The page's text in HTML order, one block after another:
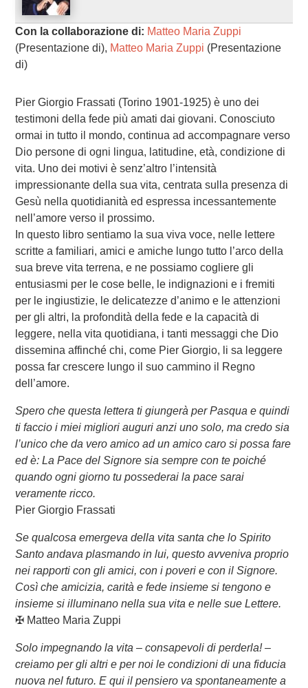
Con la collaborazione di: Matteo Maria Zuppi
(Presentazione di), Matteo Maria Zuppi (Presentazione
di)
Pier Giorgio Frassati (Torino 1901-1925) è uno dei
testimoni della fede più amati dai giovani. Conosciuto
ormai in tutto il mondo, continua ad accompagnare verso
Dio persone di ogni lingua, latitudine, età, condizione di
vita. Uno dei motivi è senz’altro l’intensità
impressionante della sua vita, centrata sulla presenza di
Gesù nella quotidianità ed espressa incessantemente
nell’amore verso il prossimo.
In questo libro sentiamo la sua viva voce, nelle lettere
scritte a familiari, amici e amiche lungo tutto l’arco della
sua breve vita terrena, e ne possiamo cogliere gli
entusiasmi per le cose belle, le indignazioni e i fremiti
per le ingiustizie, le delicatezze d’animo e le attenzioni
per gli altri, la profondità della fede e la capacità di
leggere, nella vita quotidiana, i tanti messaggi che Dio
dissemina affinché chi, come Pier Giorgio, li sa leggere
possa far crescere lungo il suo cammino il Regno
dell’amore.
Spero che questa lettera ti giungerà per Pasqua e quindi
ti faccio i miei migliori auguri anzi uno solo, ma credo sia
l’unico che da vero amico ad un amico caro si possa fare
ed è: La Pace del Signore sia sempre con te poiché
quando ogni giorno tu possederai la pace sarai
veramente ricco.
Pier Giorgio Frassati
Se qualcosa emergeva della vita santa che lo Spirito
Santo andava plasmando in lui, questo avveniva proprio
nei rapporti con gli amici, con i poveri e con il Signore.
Così che amicizia, carità e fede insieme si tengono e
insieme si illuminano nella sua vita e nelle sue Lettere.
✠ Matteo Maria Zuppi
Solo impegnando la vita – consapevoli di perderla! –
creiamo per gli altri e per noi le condizioni di una fiducia
nuova nel futuro. E qui il pensiero va spontaneamente a